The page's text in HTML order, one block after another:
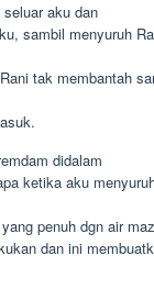
aku dan
sambil menyuruh
tak membantah
didalam
ketika aku
penuh dgn air
dan ini